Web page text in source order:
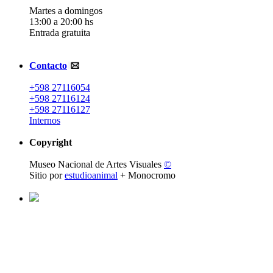
Martes a domingos
13:00 a 20:00 hs
Entrada gratuita
Contacto
+598 27116054
+598 27116124
+598 27116127
Internos
Copyright
Museo Nacional de Artes Visuales ©
Sitio porestudioanimal + Monocromo